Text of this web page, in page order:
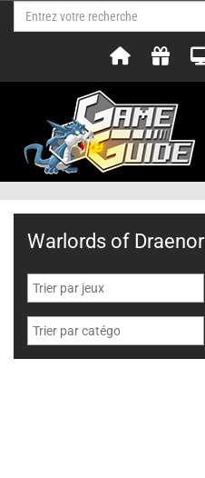
Warlords of Draenor